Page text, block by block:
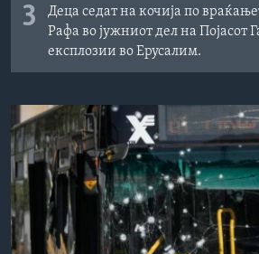
3
Деца седат на кочија по
Рафа во јужниот дел на Појасот
експлозии во Ерусалим.